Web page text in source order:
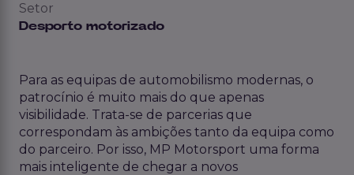
Setor
Desporto motorizado
Para as equipas de automobilismo modernas, o
patrocínio é muito mais do que apenas
visibilidade. Trata-se de parcerias que
correspondam às ambições tanto da equipa como
do parceiro. Por isso, MP Motorsport uma forma
mais inteligente de chegar a novos